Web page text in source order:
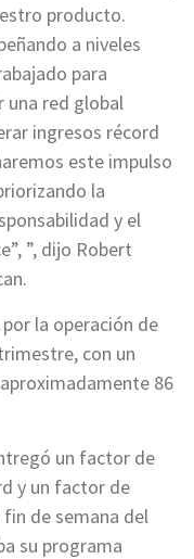
producto.
a niveles
para
red global
ingresos récord
este impulso
la
y el
”, dijo Robert
la operación de
con un
86
un factor de
y un factor de
de semana del
su programa